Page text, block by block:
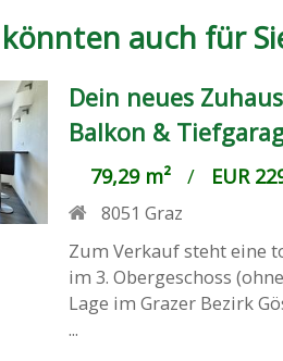
auch für
Dein neues
Balkon &
79,29 m²/ EUR
8051 Graz
Zum Verkauf steht eine
im 3. Obergeschoss
Lage im Grazer Bezirk
...